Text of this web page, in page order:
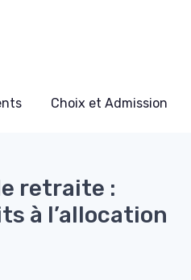
Choix et Admission
retraite :
à l’allocation